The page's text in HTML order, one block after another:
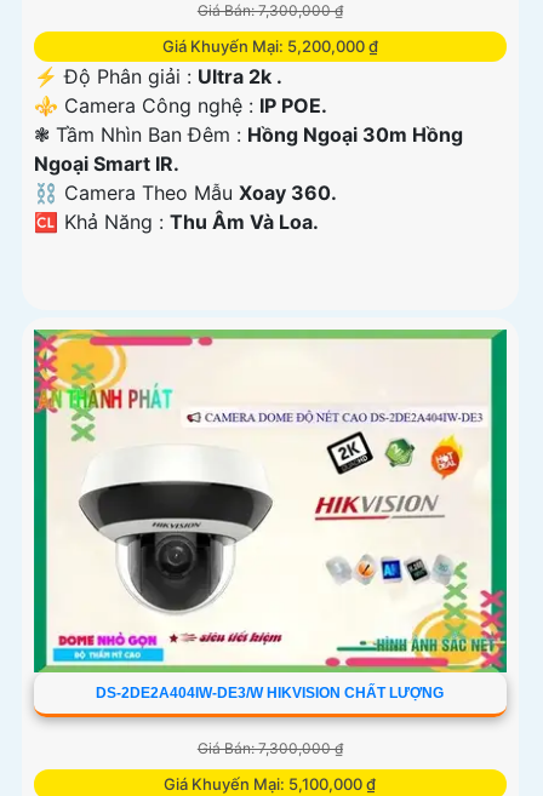
Giá Bán: 7,300,000 ₫
Giá Khuyến Mại: 5,200,000 ₫
️⚡ Độ Phân giải : Ultra 2k .
⚜️ Camera Công nghệ : IP POE.
❃ Tầm Nhìn Ban Đêm : Hồng Ngoại 30m Hồng
Ngoại Smart IR.
⛓ Camera Theo Mẫu Xoay 360.
️🆑 Khả Năng : Thu Âm Và Loa.
DS-2DE2A404IW-DE3/W HIKVISION CHẤT LƯỢNG
Giá Bán: 7,300,000 ₫
Giá Khuyến Mại: 5,100,000 ₫